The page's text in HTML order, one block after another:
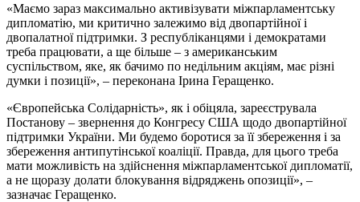
«Маємо зараз максимально активізувати міжпарламентську
дипломатію, ми критично залежимо від двопартійної і
двопалатної підтримки. З республіканцями і демократами
треба працювати, а ще більше – з американським
суспільством, яке, як бачимо по недільним акціям, має різні
думки і позиції», – переконана Ірина Геращенко.
«Європейська Солідарність», як і обіцяла, зареєструвала
Постанову – звернення до Конгресу США щодо двопартійної
підтримки України. Ми будемо боротися за її збереження і за
збереження антипутінської коаліції. Правда, для цього треба
мати можливість на здійснення міжпарламентської дипломатії,
а не щоразу долати блокування відряджень опозиції», –
зазначає Геращенко.